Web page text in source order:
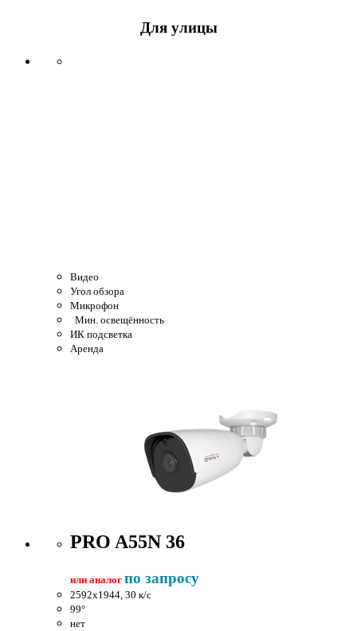
Для улицы
Видео
Угол обзора
Микрофон
Мин. освещённость
ИК подсветка
Аренда
PRO A55N 36
или аналог по запросу
2592x1944, 30 к/c
99°
нет